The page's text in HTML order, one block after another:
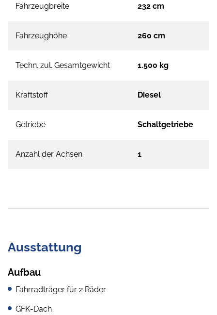
Fahrzeugbreite 232 cm
Fahrzeughöhe 260 cm
Techn. zul. Gesamtgewicht 1.500 kg
Kraftstoff Diesel
Getriebe Schaltgetriebe
Anzahl der Achsen 1
Ausstattung
Aufbau
Fahrradträger für 2 Räder
GFK-Dach